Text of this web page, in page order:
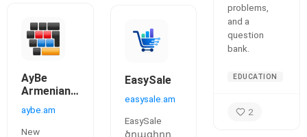
AyBe
Armenian
keyboard
for iPhone
aybe.am
New
EasySale
easysale.am
EasySale
ծրագիրը
problems,
and a
question
bank.
EDUCATION
2